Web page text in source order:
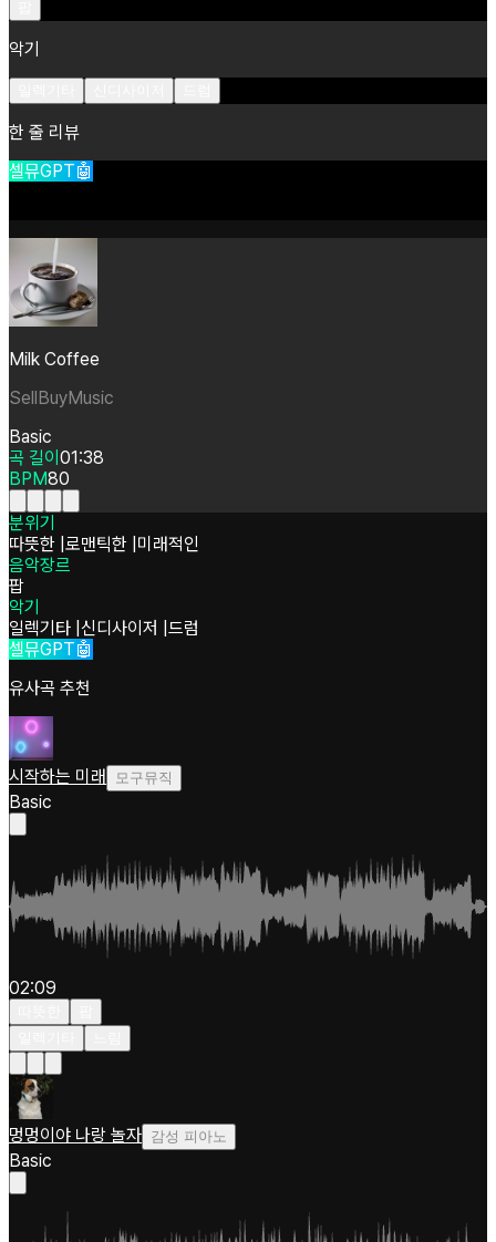
악기
한 줄 리뷰
셀뮤GPT🤖
Milk Coffee
SellBuyMusic
Basic
곡 길이 01:38
BPM80
분위기
따뜻한 로맨틱한 미래적인
음악장르
팝
악기
일렉기타 신디사이저
드럼
셀뮤GPT🤖
유사곡 추천
시작하는 미래 모구뮤직
Basic
02:09
멍멍이야 나랑 놀자 감성 피아노
Basic